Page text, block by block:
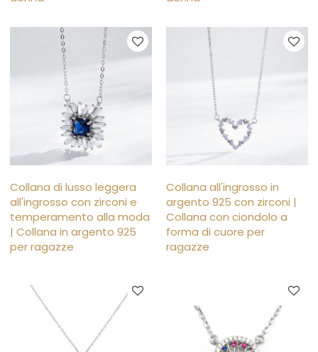
Collana di lusso leggera
all'ingrosso con zirconi e
temperamento alla moda
| Collana in argento 925
per ragazze
Collana all'ingrosso in
argento 925 con zirconi |
Collana con ciondolo a
forma di cuore per
ragazze